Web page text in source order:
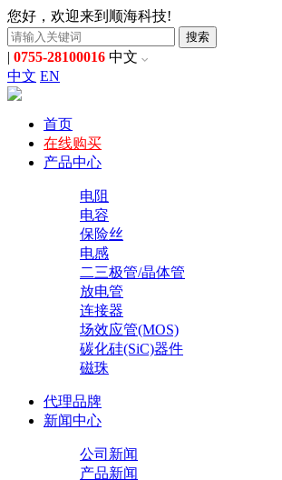
您好，欢迎来到顺海科技!
搜索
| 0755-28100016 中文
中文 EN
首页
在线购买
产品中心
电阻
电容
保险丝
电感
二三极管/晶体管
放电管
连接器
场效应管(MOS)
碳化硅(SiC)器件
磁珠
代理品牌
新闻中心
公司新闻
产品新闻